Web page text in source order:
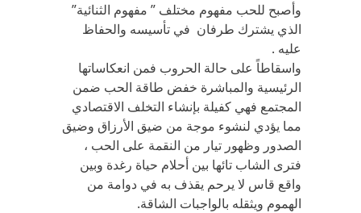
وأصبح للحب مفهوم مختلف ” مفهوم الثنائية”
الذي يشترك طرفان في تأسيسه والحفاظ
عليه .
واسقاطاً على حالة الحروب فمن انعكاساتها
الرئيسية والمباشرة خفض طاقة الحب ضمن
المجتمع فهي كفيلة بإنشاء التخلف الاقتصادي
مما يؤدي لنشوء موجة من ضيق الأرزاق وضيق
الصدور وظهور تيار من النقمة على الحب ،
فترى الشاب تائها بين أحلام حياة رغدة وبين
واقع قاس لا يرحم يقذف به في دوامة من
الهموم ويثقله بالواجبات الشاقة.